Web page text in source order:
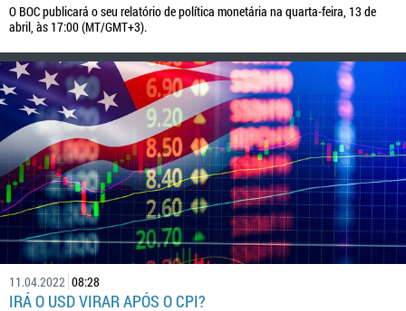
O BOC publicará o seu relatório de política monetária na quarta-feira, 13 de
abril, às 17:00 (MT/GMT+3).
11.04.2022 08:28
IRÁ O USD VIRAR APÓS O CPI?